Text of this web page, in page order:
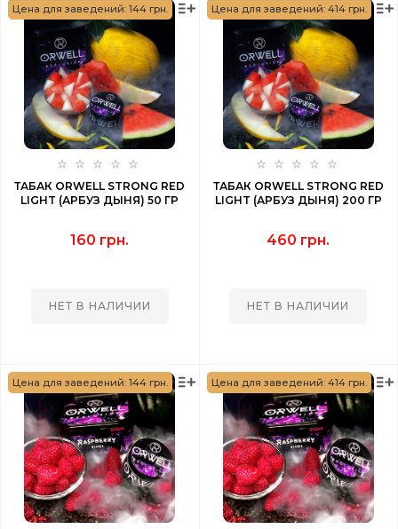
Цена для заведений: 144 грн.
ТАБАК ORWELL STRONG RED
LIGHT (АРБУЗ ДЫНЯ) 50 ГР
160 грн.
НЕТ В НАЛИЧИИ
Цена для заведений: 414 грн.
ТАБАК ORWELL STRONG RED
LIGHT (АРБУЗ ДЫНЯ) 200 ГР
460 грн.
НЕТ В НАЛИЧИИ
Цена для заведений: 144 грн. Цена для заведений: 414 грн.